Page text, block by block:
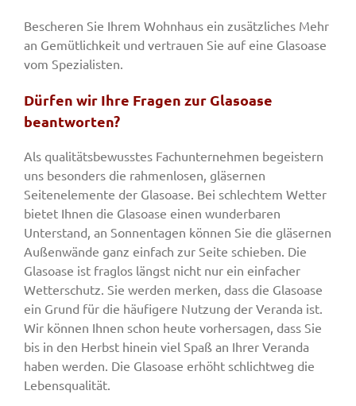
Team
Jobs
Kontakt
Bescheren Sie Ihrem Wohnhaus ein zusätzliches Mehr
an Gemütlichkeit und vertrauen Sie auf eine Glasoase
vom Spezialisten.
Dürfen wir Ihre Fragen zur Glasoase
beantworten?
Als qualitätsbewusstes Fachunternehmen begeistern
uns besonders die rahmenlosen, gläsernen
Seitenelemente der Glasoase. Bei schlechtem Wetter
bietet Ihnen die Glasoase einen wunderbaren
Unterstand, an Sonnentagen können Sie die gläsernen
Außenwände ganz einfach zur Seite schieben. Die
Glasoase ist fraglos längst nicht nur ein einfacher
Wetterschutz. Sie werden merken, dass die Glasoase
ein Grund für die häufigere Nutzung der Veranda ist.
Wir können Ihnen schon heute vorhersagen, dass Sie
bis in den Herbst hinein viel Spaß an Ihrer Veranda
haben werden. Die Glasoase erhöht schlichtweg die
Lebensqualität.